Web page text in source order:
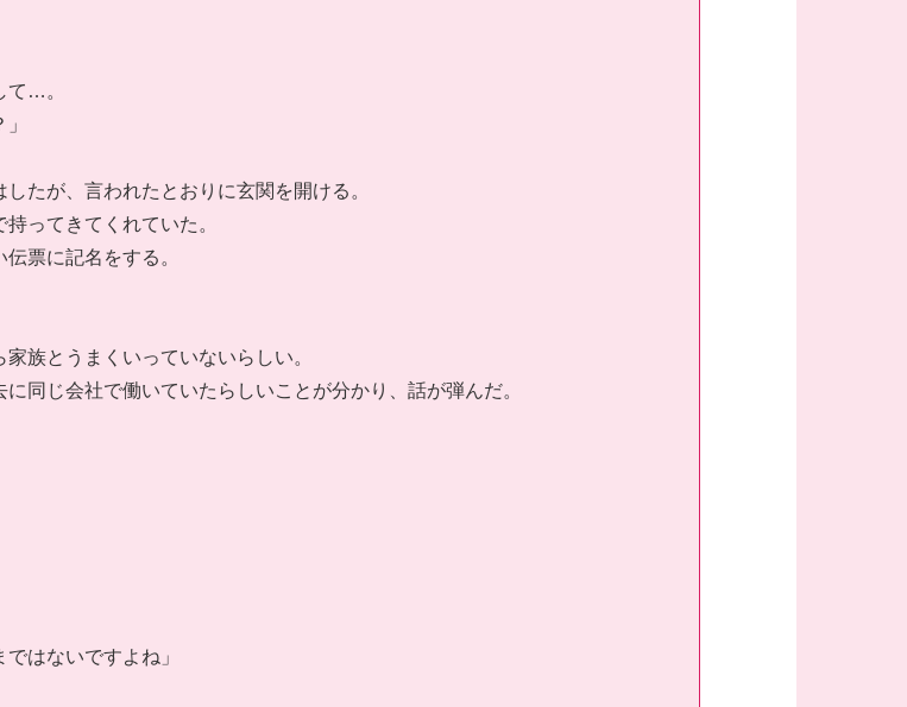
て…。
たが、言われたとおりに玄関を開ける。
ってきてくれていた。
票に記名をする。
族とうまくいっていないらしい。
同じ会社で働いていたらしいことが分かり、話が弾んだ。
はないですよね」